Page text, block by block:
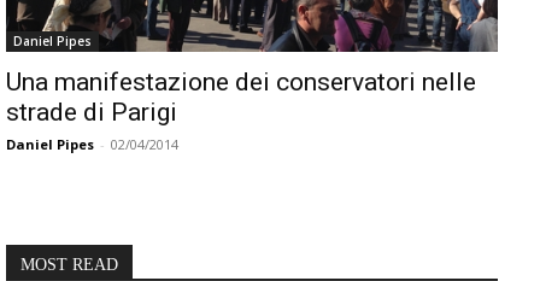
Daniel Pipes
Una manifestazione dei conservatori nelle
strade di Parigi
Daniel Pipes - 02/04/2014
MOST READ